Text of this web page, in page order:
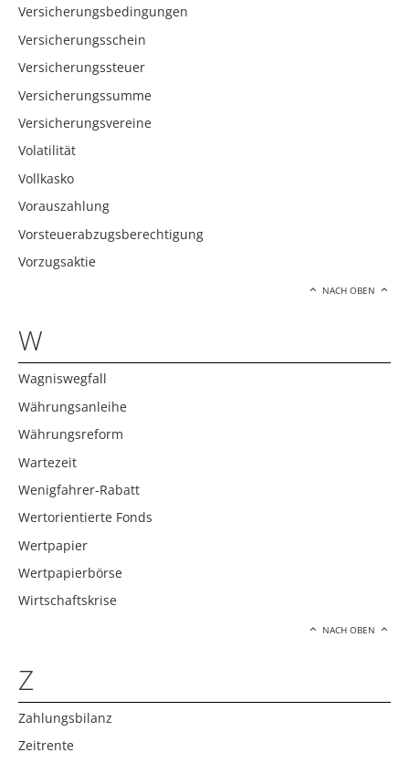
Versicherungsbedingungen
Versicherungsschein
Versicherungssteuer
Versicherungssumme
Versicherungsvereine
Volatilität
Vollkasko
Vorauszahlung
Vorsteuerabzugsberechtigung
Vorzugsaktie
NACH OBEN
W
Wagniswegfall
Währungsanleihe
Währungsreform
Wartezeit
Wenigfahrer-Rabatt
Wertorientierte Fonds
Wertpapier
Wertpapierbörse
Wirtschaftskrise
NACH OBEN
Z
Zahlungsbilanz
Zeitrente